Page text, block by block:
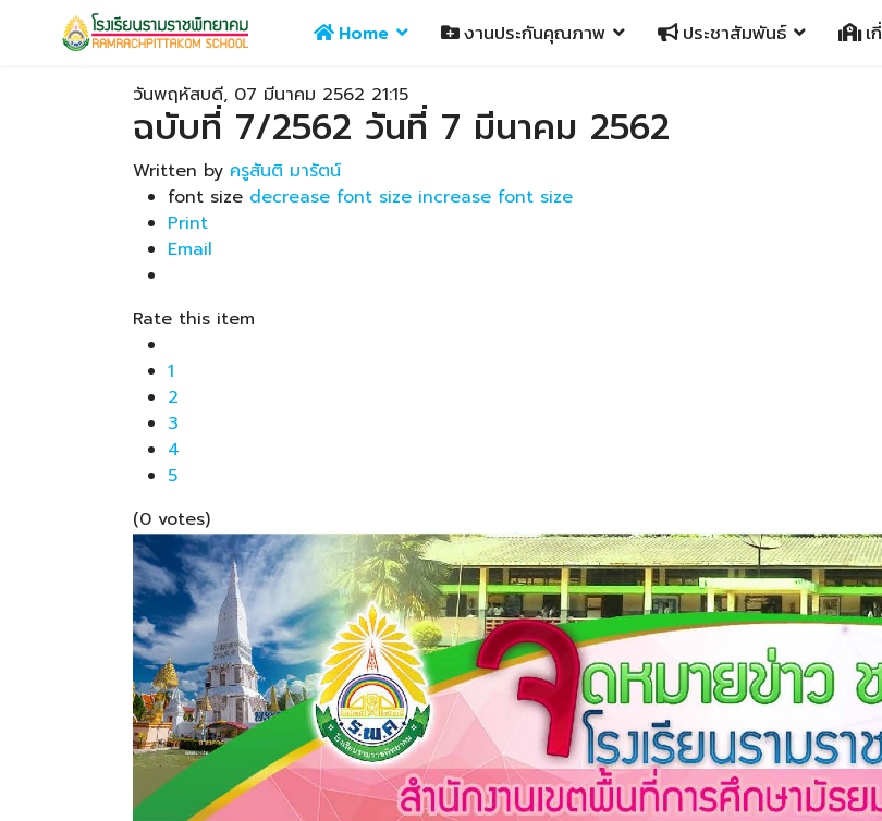
Home งานประกันคุณภาพ ประชาสัมพันธ์ เ
วันพฤหัสบดี, 07 มีนาคม 2562 21:15
ฉบับที่ 7/2562 วันที่ 7 มีนาคม 2562
Written by ครูสันติ มารัตน์
font size decrease font size increase font size
Print
Email
Rate this item
1
2
3
4
5
(0 votes)